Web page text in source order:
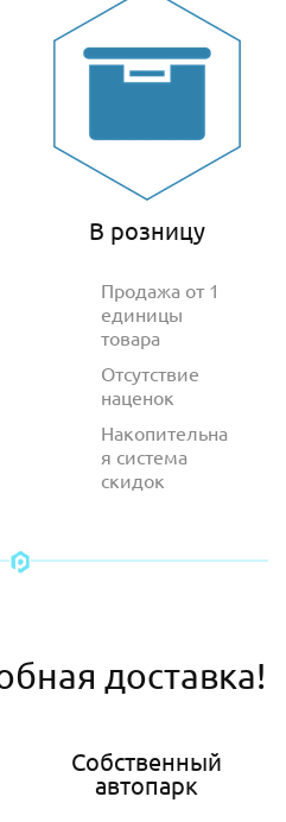
В розницу
Продажа от 1
единицы
товара
Отсутствие
наценок
Накопительна
я система
скидок
доставка!
Собственный
автопарк